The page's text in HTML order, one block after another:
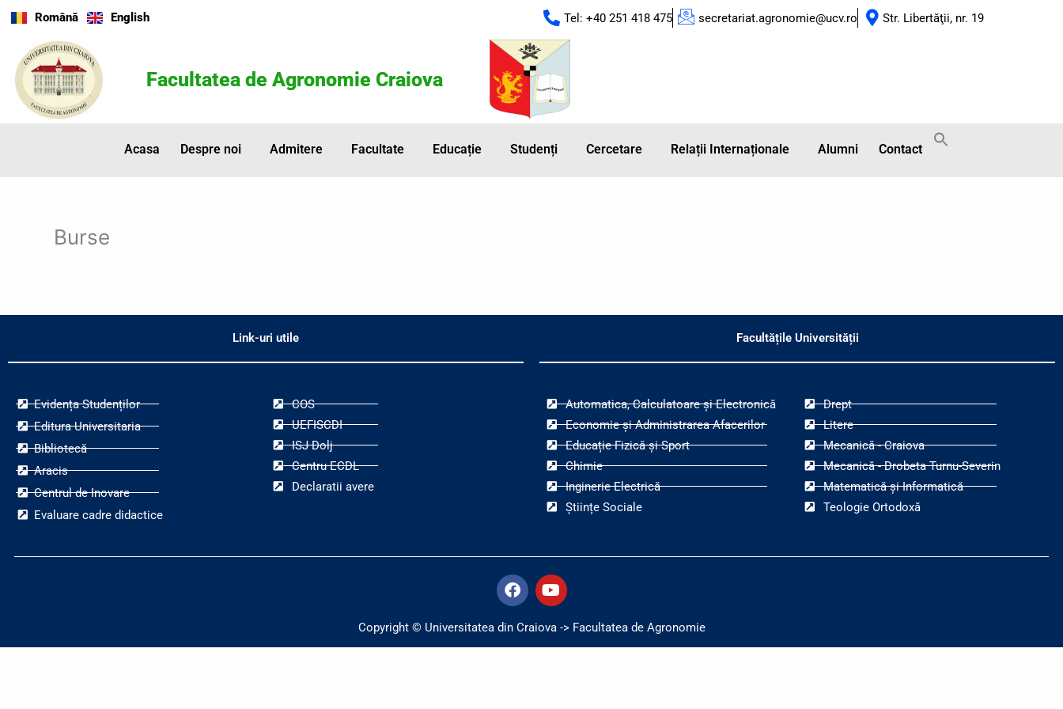
Skip
content
Română English Tel: +40 251 418 475 secretariat.agronomie@ucv.ro Str. Libertăţii, nr. 19
Facultatea de Agronomie Craiova
Acasa Despre noi Admitere Facultate Educație Studenți Cercetare Relații Internaționale Alumni Contact
Burse
Link-uri utile
Evidența Studenților
Editura Universitaria
Bibliotecă
Aracis
Centrul de Inovare
Evaluare cadre didactice
COS
UEFISCDI
ISJ Dolj
Centru ECDL
Declaratii avere
Facultățile Universității
Automatica, Calculatoare și Electronică
Economie și Administrarea Afacerilor
Educație Fizică și Sport
Chimie
Inginerie Electrică
Științe Sociale
Drept
Litere
Mecanică - Craiova
Mecanică - Drobeta Turnu-Severin
Matematică și Informatică
Teologie Ortodoxă
F
a
e
b
Y
o
t
u
Copyright © Universitatea din Craiova -> Facultatea de Agronomie